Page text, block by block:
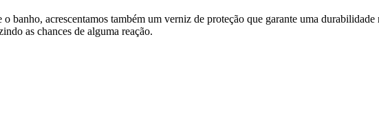
banho, acrescentamos também um verniz de proteção que garante uma
as chances de alguma reação.